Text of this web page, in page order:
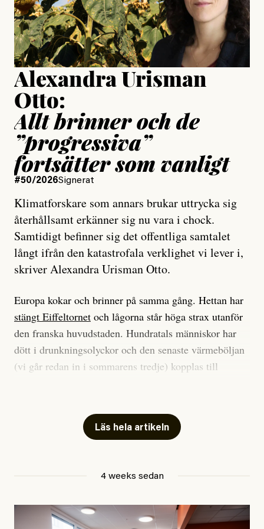
Jesper Lundby
Publicerad15 July, 2026
Uppdaterad15 July, 2026
Alexandra Urisman
Otto:
Allt brinner och de
”progressiva”
fortsätter som vanligt
#50/2026Signerat
Klimatforskare som annars brukar uttrycka sig
återhållsamt erkänner sig nu vara i chock.
Samtidigt befinner sig det offentliga samtalet
långt ifrån den katastrofala verklighet vi lever i,
skriver Alexandra Urisman Otto.
Europa kokar och brinner på samma gång. Hettan har
stängt Eiffeltornet och lågorna står höga strax utanför
den franska huvudstaden. Hundratals människor har
dött i drunkningsolyckor och den senaste värmeböljan
(vi går redan in i sommarens tredje) kopplas till
Har du också panik i hettan? Känns det som en
mardröm? Bra, allt annat vore fullständigt orimligt.
att han brukar vara ganska återhållsam när han
september 2023, när de globala temperaturerna för
Läs hela artikeln
4 weeks sedan